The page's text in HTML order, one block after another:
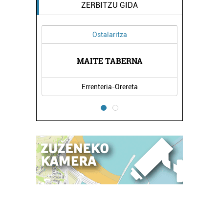
ZERBITZU GIDA
Ostalaritza
MAITE TABERNA
Errenteria-Orereta